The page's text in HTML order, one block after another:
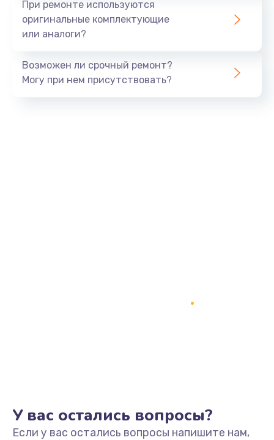
При ремонте используются
оригинальные комплектующие
или аналоги?
Возможен ли срочный ремонт?
Могу при нем присутствовать?
У вас остались вопросы?
Если у вас остались вопросы напишите нам,